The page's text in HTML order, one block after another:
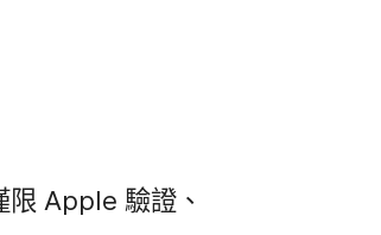
限 Apple 驗證、​